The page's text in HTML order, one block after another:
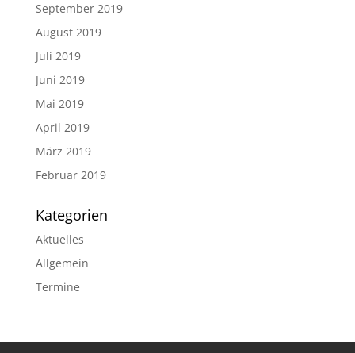
September 2019
August 2019
Juli 2019
Juni 2019
Mai 2019
April 2019
März 2019
Februar 2019
Kategorien
Aktuelles
Allgemein
Termine